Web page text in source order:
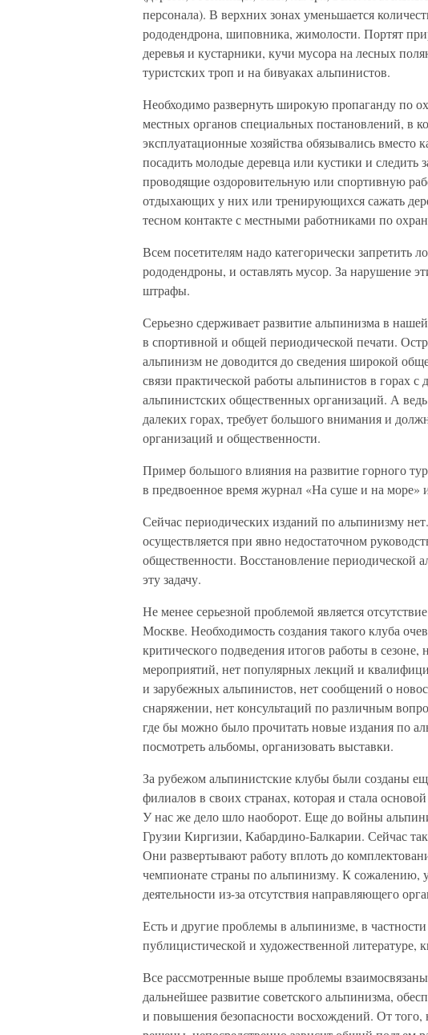
персонала). В верхних зонах уменьшается
рододендрона, шиповника, жимолости. Портят
деревья и кустарники, кучи мусора на лесных
туристских троп и на бивуаках альпинистов.
Необходимо развернуть широкую пропаганду по
местных органов специальных постановлений, в
эксплуатационные хозяйства обязывались вместо
посадить молодые деревца или кустики и следить
проводящие оздоровительную или спортивную
отдыхающих у них или тренирующихся сажать
тесном контакте с местными работниками по
Всем посетителям надо категорически запретить
рододендроны, и оставлять мусор. За нарушение
штрафы.
Серьезно сдерживает развитие альпинизма в
в спортивной и общей периодической печати.
альпинизм не доводится до сведения широкой
связи практической работы альпинистов в горах
альпинистских общественных организаций. А
далеких горах, требует большого внимания и
организаций и общественности.
Пример большого влияния на развитие горного
в предвоенное время журнал «На суше и на море»
Сейчас периодических изданий по альпинизму
осуществляется при явно недостаточном
общественности. Восстановление периодической
эту задачу.
Не менее серьезной проблемой является
Москве. Необходимость создания такого клуба
критического подведения итогов работы в
мероприятий, нет популярных лекций и
и зарубежных альпинистов, нет сообщений о
снаряжении, нет консультаций по различным
где бы можно было прочитать новые издания по
посмотреть альбомы, организовать выставки.
За рубежом альпинистские клубы были созданы
филиалов в своих странах, которая и стала
У нас же дело шло наоборот. Еще до войны
Грузии Киргизии, Кабардино-Балкарии. Сейчас
Они развертывают работу вплоть до
чемпионате страны по альпинизму. К сожалению,
деятельности из-за отсутствия направляющего
Есть и другие проблемы в альпинизме, в
публицистической и художественной литературе,
Все рассмотренные выше проблемы
дальнейшее развитие советского альпинизма,
и повышения безопасности восхождений. От того,